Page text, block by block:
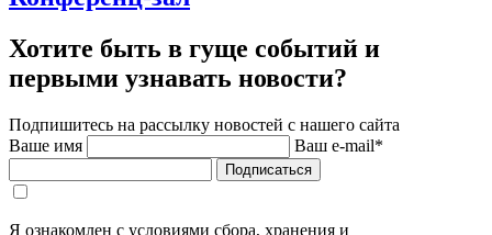
Хотите быть в гуще событий и
первыми узнавать новости?
Подпишитесь на рассылку новостей с нашего сайта
Ваше имя
Ваш e-mail*
Подписаться
Я ознакомлен с условиями сбора, хранения и